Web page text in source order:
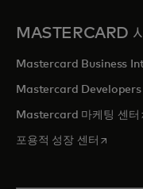
MASTERCARD
Mastercard Business
Mastercard Developers
Mastercard 마케팅 센터
포용적 성장 센터 새 탭에